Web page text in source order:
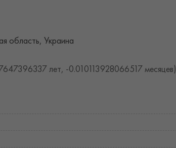
область, Украина
лет, -0.010113928066517 месяцев)